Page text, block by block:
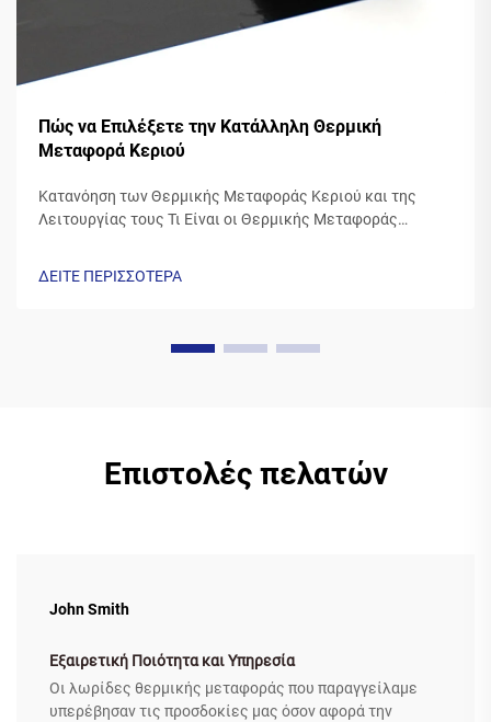
Πώς να Επιλέξετε την Κατάλληλη Θερμική
Μεταφορά Κεριού
Κατανόηση των Θερμικής Μεταφοράς Κεριού και της
Λειτουργίας τους Τι Είναι οι Θερμικής Μεταφοράς
ΔΕΙΤΕ ΠΕΡΙΣΣΟΤΕΡΑ
Επιστολές πελατών
John Smith
Εξαιρετική Ποιότητα και Υπηρεσία
Οι λωρίδες θερμικής μεταφοράς που παραγγείλαμε
υπερέβησαν τις προσδοκίες μας όσον αφορά την